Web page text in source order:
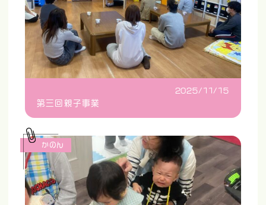
2025/11/15
第三回親子事業
かのん